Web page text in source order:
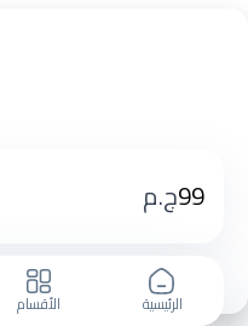
99ج.م
الرئيسية الأقسام